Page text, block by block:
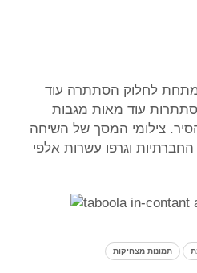
מתחת לחלוק הסתתרה עוד
עוד מאות מגבות
צילומי המסך של השיחה
וגרפו עשרות אלפי
תמונות מצחיקות